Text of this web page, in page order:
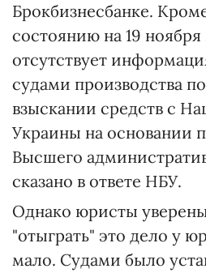
Брокбизнесбанке.
состоянию на 19 ноября
отсутствует
судами производства
взыскании средств с
Украины на основании
Высшего
сказано в ответе НБУ.
Однако юристы
"отыграть" это дело у
мало. Судами было